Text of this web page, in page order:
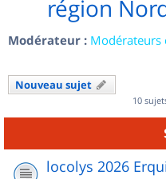
région
Modérateur : Modérateurs
Nouveau sujet
10
locolys 2026